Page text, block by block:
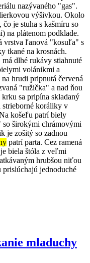
nazývaného "gas".
výšivkou. Okolo
čo je stuha s kašmíru so
na plátenom podklade.
vrstva ľanová "kosuľa" s
tkané na krosnách.
dlhé rukávy stiahnuté
volánikmi a
hrudi pripnutá červená
"ružička" a nad ňou
sa pripína skladaný
koráliky v
košeľu patrí biely
širokými chrámovými
je zošitý so zadnou
patrí parta. Cez ramená
biela štóla z veľmi
hrubšou niťou
prislúchajú jednoduché
mladuchy